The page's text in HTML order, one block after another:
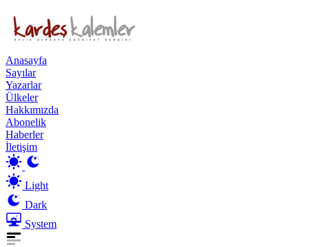
Anasayfa
Sayılar
Yazarlar
Ülkeler
Hakkımızda
Abonelik
Haberler
İletişim
Light
Dark
System